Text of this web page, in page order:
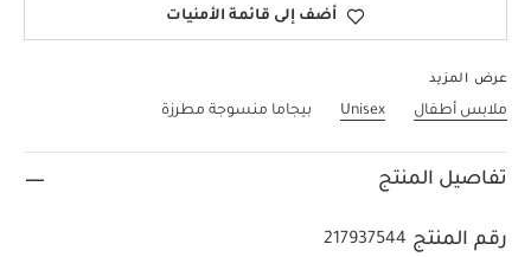
أضف إلى قائمة الأمنيات
عرض المزيد
ملابس أطفال Unisex بيجاما منسوجة مطرزة
تفاصيل المنتج
رقم المنتج 217937544